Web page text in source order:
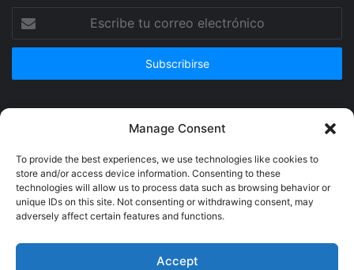
Manage Consent
To provide the best experiences, we use technologies like cookies to
store and/or access device information. Consenting to these
technologies will allow us to process data such as browsing behavior or
unique IDs on this site. Not consenting or withdrawing consent, may
adversely affect certain features and functions.
Accept
correo